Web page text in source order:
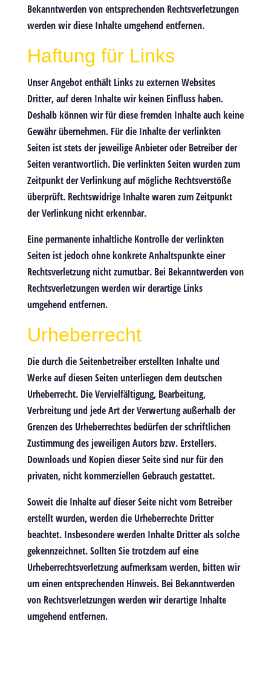
Bekanntwerden von entsprechenden Rechtsverletzungen
werden wir diese Inhalte umgehend entfernen.
Haftung für Links
Unser Angebot enthält Links zu externen Websites
Dritter, auf deren Inhalte wir keinen Einfluss haben.
Deshalb können wir für diese fremden Inhalte auch keine
Gewähr übernehmen. Für die Inhalte der verlinkten
Seiten ist stets der jeweilige Anbieter oder Betreiber der
Seiten verantwortlich. Die verlinkten Seiten wurden zum
Zeitpunkt der Verlinkung auf mögliche Rechtsverstöße
überprüft. Rechtswidrige Inhalte waren zum Zeitpunkt
der Verlinkung nicht erkennbar.
Eine permanente inhaltliche Kontrolle der verlinkten
Seiten ist jedoch ohne konkrete Anhaltspunkte einer
Rechtsverletzung nicht zumutbar. Bei Bekanntwerden von
Rechtsverletzungen werden wir derartige Links
umgehend entfernen.
Urheberrecht
Die durch die Seitenbetreiber erstellten Inhalte und
Werke auf diesen Seiten unterliegen dem deutschen
Urheberrecht. Die Vervielfältigung, Bearbeitung,
Verbreitung und jede Art der Verwertung außerhalb der
Grenzen des Urheberrechtes bedürfen der schriftlichen
Zustimmung des jeweiligen Autors bzw. Erstellers.
Downloads und Kopien dieser Seite sind nur für den
privaten, nicht kommerziellen Gebrauch gestattet.
Soweit die Inhalte auf dieser Seite nicht vom Betreiber
erstellt wurden, werden die Urheberrechte Dritter
beachtet. Insbesondere werden Inhalte Dritter als solche
gekennzeichnet. Sollten Sie trotzdem auf eine
Urheberrechtsverletzung aufmerksam werden, bitten wir
um einen entsprechenden Hinweis. Bei Bekanntwerden
von Rechtsverletzungen werden wir derartige Inhalte
umgehend entfernen.